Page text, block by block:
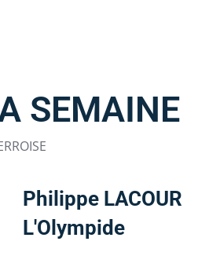
SEMAINE
Philippe LACOUR
L'Olympide